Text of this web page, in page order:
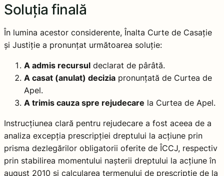
Soluția finală
În lumina acestor considerente, Înalta Curte de Casație
și Justiție a pronunțat următoarea soluție:
A admis recursul declarat de pârâtă.
A casat (anulat) decizia pronunțată de Curtea de
Apel.
A trimis cauza spre rejudecare la Curtea de Apel.
Instrucțiunea clară pentru rejudecare a fost aceea de a
analiza excepția prescripției dreptului la acțiune prin
prisma dezlegărilor obligatorii oferite de ÎCCJ, respectiv
prin stabilirea momentului nașterii dreptului la acțiune în
august 2010 și calcularea termenului de prescripție de la